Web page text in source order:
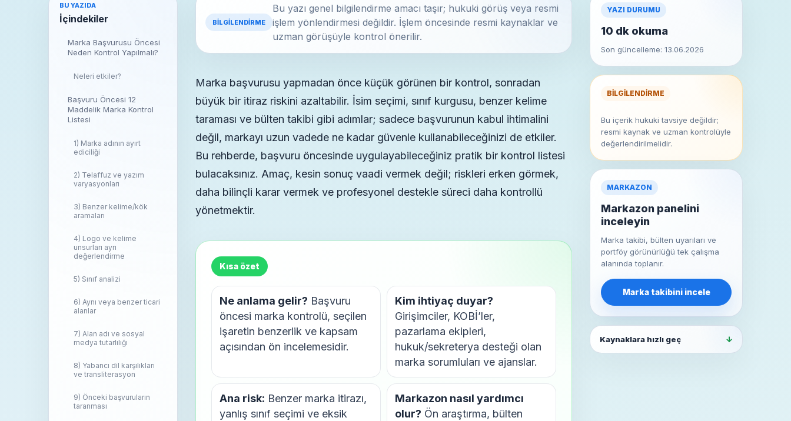
BU YAZIDA
İçindekiler
Marka Başvurusu Öncesi
Neden Kontrol Yapılmalı?
Neleri etkiler?
Başvuru Öncesi 12
Maddelik Marka Kontrol
Listesi
1) Marka adının ayırt
ediciliği
2) Telaffuz ve yazım
varyasyonları
3) Benzer kelime/kök
aramaları
4) Logo ve kelime
unsurları ayrı
değerlendirme
5) Sınıf analizi
6) Aynı veya benzer ticari
alanlar
7) Alan adı ve sosyal
medya tutarlılığı
8) Yabancı dil karşılıkları
ve transliterasyon
9) Önceki başvuruların
taranması
BILGILENDIRME
Bu yazı genel bilgilendirme amacı taşır; hukuki görüş veya resmi
işlem yönlendirmesi değildir. İşlem öncesinde resmi kaynaklar ve
uzman görüşüyle kontrol önerilir.
Marka başvurusu yapmadan önce küçük görünen bir kontrol, sonradan
büyük bir itiraz riskini azaltabilir. İsim seçimi, sınıf kurgusu, benzer kelime
taraması ve bülten takibi gibi adımlar; sadece başvurunun kabul ihtimalini
değil, markayı uzun vadede ne kadar güvenle kullanabileceğinizi de etkiler.
Bu rehberde, başvuru öncesinde uygulayabileceğiniz pratik bir kontrol listesi
bulacaksınız. Amaç, kesin sonuç vaadi vermek değil; riskleri erken görmek,
daha bilinçli karar vermek ve profesyonel destekle süreci daha kontrollü
yönetmektir.
Kısa özet
Ne anlama gelir? Başvuru
öncesi marka kontrolü, seçilen
işaretin benzerlik ve kapsam
açısından ön incelemesidir.
Kim ihtiyaç duyar?
Girişimciler, KOBİ’ler,
pazarlama ekipleri,
hukuk/sekreterya desteği olan
marka sorumluları ve ajanslar.
Ana risk: Benzer marka itirazı,
yanlış sınıf seçimi ve eksik
Markazon nasıl yardımcı
olur? Ön araştırma, bülten
YAZI DURUMU
10 dk okuma
Son güncelleme: 13.06.2026
BILGILENDIRME
Bu içerik hukuki tavsiye değildir;
resmi kaynak ve uzman kontrolüyle
değerlendirilmelidir.
MARKAZON
Markazon panelini
inceleyin
Marka takibi, bülten uyarıları ve
portföy görünürlüğü tek çalışma
alanında toplanır.
Marka takibini incele
Kaynaklara hızlı geç